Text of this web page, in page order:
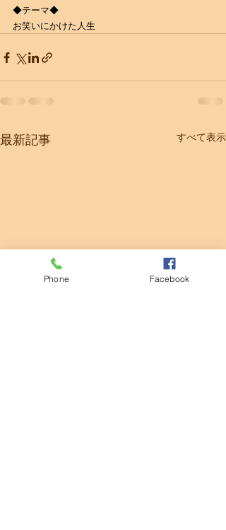
◆テーマ◆
​お笑いにかけた人生
最新記事 すべて表示
Phone Facebook